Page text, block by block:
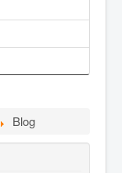
Blog